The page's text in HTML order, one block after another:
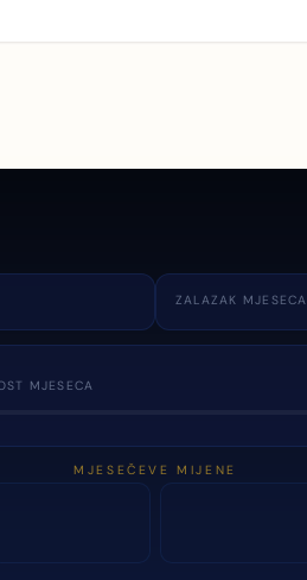
ZALAZAK MJESECA
MJESECA
MJESEČEVE MIJENE